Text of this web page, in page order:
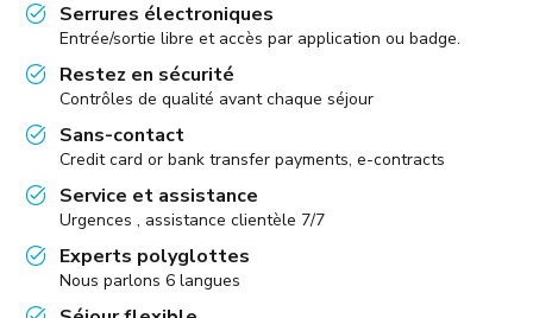
Serrures électroniques
Entrée/sortie libre et accès par application ou badge.
Restez en sécurité
Contrôles de qualité avant chaque séjour
Sans-contact
Credit card or bank transfer payments, e-contracts
Service et assistance
Urgences , assistance clientèle 7/7
Experts polyglottes
Nous parlons 6 langues